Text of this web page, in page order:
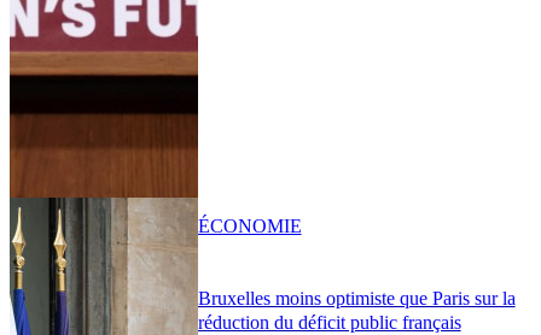
Bruxelles moins optimiste que Paris sur la
réduction du déficit public français
ÉCONOMIE